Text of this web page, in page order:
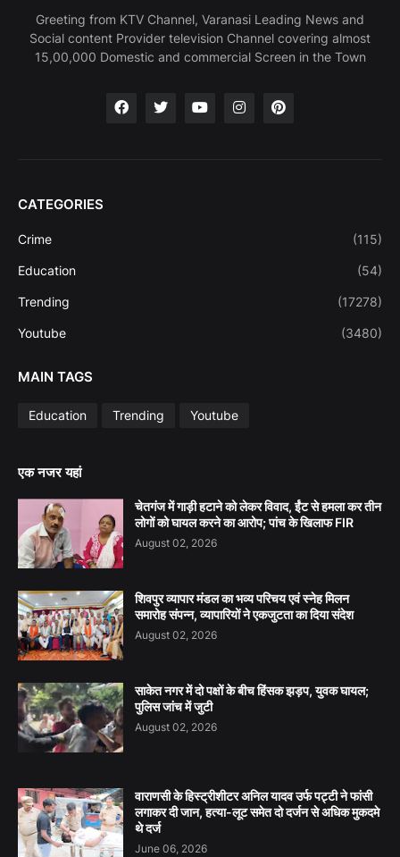
Greeting from KTV Channel, Varanasi Leading News and
Social content Provider television Channel covering almost
15,00,000 Domestic and commercial Screen in the Town
CATEGORIES
Crime (115)
Education (54)
Trending (17278)
Youtube (3480)
MAIN TAGS
Education Trending Youtube
एक नजर यहां
चेतगंज में गाड़ी हटाने को लेकर विवाद, ईंट से हमला कर तीन
लोगों को घायल करने का आरोप; पांच के खिलाफ FIR
August 02, 2026
शिवपुर व्यापार मंडल का भव्य परिचय एवं स्नेह मिलन
समारोह संपन्न, व्यापारियों ने एकजुटता का दिया संदेश
August 02, 2026
साकेत नगर में दो पक्षों के बीच हिंसक झड़प, युवक घायल;
पुलिस जांच में जुटी
August 02, 2026
वाराणसी के हिस्ट्रीशीटर अनिल यादव उर्फ पट्टी ने फांसी
लगाकर दी जान, हत्या-लूट समेत दो दर्जन से अधिक मुकदमे
थे दर्ज
June 06, 2026